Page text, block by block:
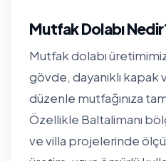
Mutfak Dolabı
Mutfak dolabı
gövde, dayanıklı
düzenle mutfağınıza
Özellikle Baltalimanı
ve villa projelerinde